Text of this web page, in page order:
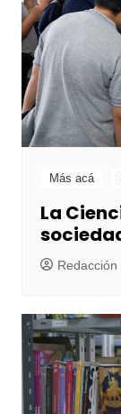
Más acá
La
Redacción